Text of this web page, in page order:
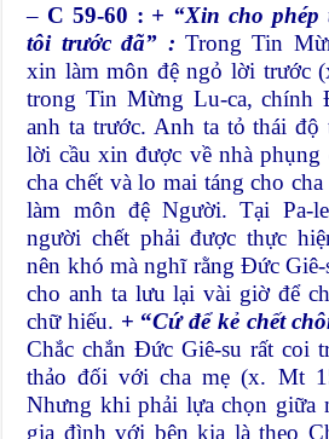
– C 59-60 : + “Xin cho phép
tôi trước đã” : Trong Tin
xin làm môn đệ ngỏ lời trước
trong Tin Mừng Lu-ca, chính
anh ta trước. Anh ta tỏ thái độ
lời cầu xin được về nhà phụng
cha chết và lo mai táng cho
làm môn đệ Người. Tại Pa-
người chết phải được thực
nên khó mà nghĩ rằng Đức
cho anh ta lưu lại vài giờ để
chữ hiếu. + “Cứ để kẻ chết
Chắc chắn Đức Giê-su rất coi
thảo đối với cha mẹ (x. Mt
Nhưng khi phải lựa chọn giữa
gia đình với bên kia là theo